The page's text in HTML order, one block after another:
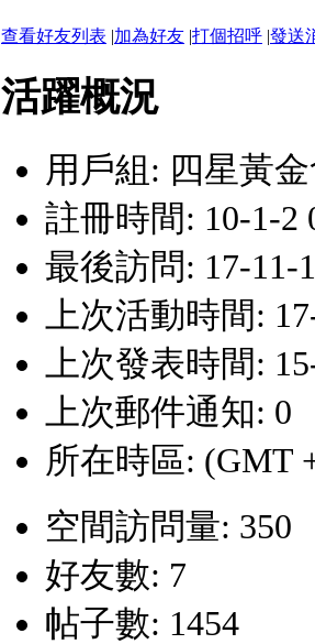
查看好友列表 |加為好友 |打個招呼 |發送
活躍概況
用戶組: 四星黃
註冊時間: 10-1-2
最後訪問: 17-11-
上次活動時間:
上次發表時間:
上次郵件通知: 0
所在時區: (GMT
空間訪問量: 350
好友數: 7
帖子數: 1454